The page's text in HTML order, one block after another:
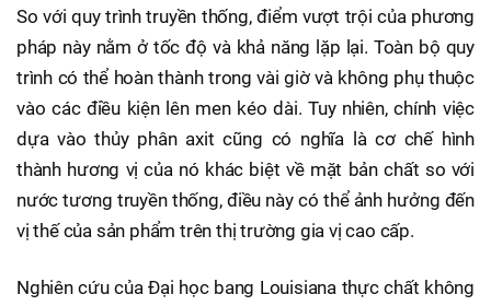
So với quy trình truyền thống, điểm vượt trội của phương
pháp này nằm ở tốc độ và khả năng lặp lại. Toàn bộ quy
trình có thể hoàn thành trong vài giờ và không phụ thuộc
vào các điều kiện lên men kéo dài. Tuy nhiên, chính việc
dựa vào thủy phân axit cũng có nghĩa là cơ chế hình
thành hương vị của nó khác biệt về mặt bản chất so với
nước tương truyền thống, điều này có thể ảnh hưởng đến
vị thế của sản phẩm trên thị trường gia vị cao cấp.
Nghiên cứu của Đại học bang Louisiana thực chất không